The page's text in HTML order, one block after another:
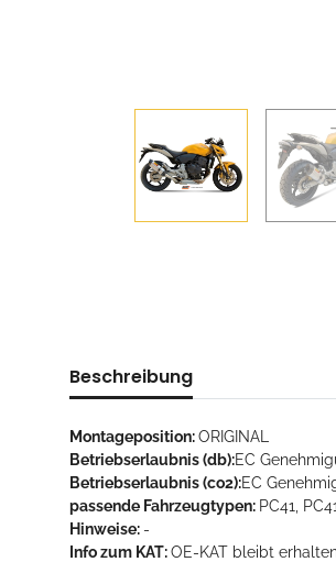
Beschreibung
Montageposition:ORIGINAL
Betriebserlaubnis (db):EC
Betriebserlaubnis (co2):EC
passende Fahrzeugtypen: PC41,
Hinweise: -
Info zum KAT:OE-KAT bleibt